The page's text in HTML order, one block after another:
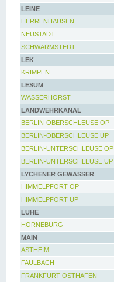
LEINE
HERRENHAUSEN
NEUSTADT
SCHWARMSTEDT
LEK
KRIMPEN
LESUM
WASSERHORST
LANDWEHRKANAL
BERLIN-OBERSCHLEUSE OP
BERLIN-OBERSCHLEUSE UP
BERLIN-UNTERSCHLEUSE OP
BERLIN-UNTERSCHLEUSE UP
LYCHENER GEWÄSSER
HIMMELPFORT OP
HIMMELPFORT UP
LÜHE
HORNEBURG
MAIN
ASTHEIM
FAULBACH
FRANKFURT OSTHAFEN